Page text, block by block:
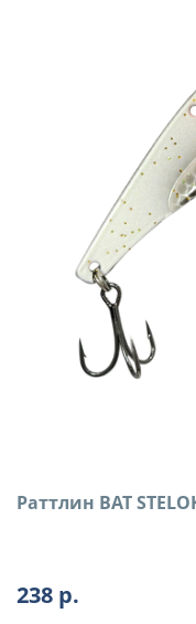
Раттлин BAT
238 р.